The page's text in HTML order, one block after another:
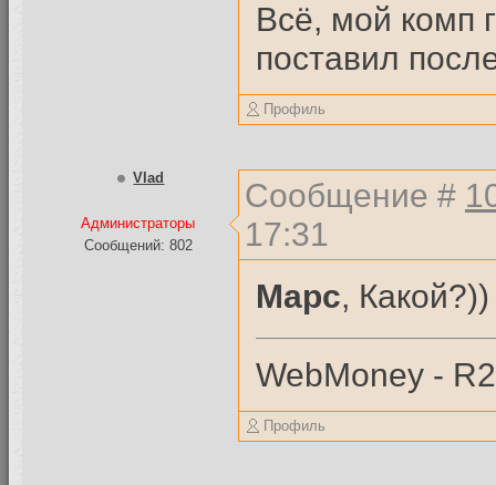
Всё, мой комп
поставил
Профиль
Vlad
Администраторы
Сообщений: 802
Сообщение #
17:31
Mapc, Какой?))
WebMoney -
Профиль